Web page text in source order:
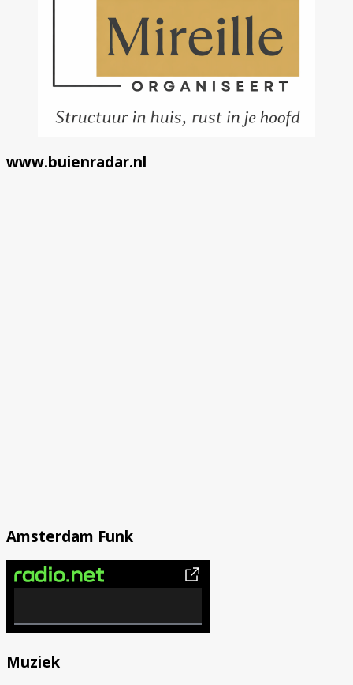
www.buienradar.nl
Amsterdam Funk
0%
Muziek